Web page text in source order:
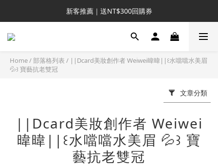
新客推薦｜送NT$300回購券
新客推薦｜送NT$300回購券
升VIP首推｜買4送6起
Home/部落格列表 / ||Dcard美妝創作者 Weiwei暐暐||꒰水噹噹水美眉
💦꒱ 寶藝抗老雙冠
文章分類
||Dcard美妝創作者 Weiwei
暐暐||꒰水噹噹水美眉 💦꒱ 寶
藝抗老雙冠